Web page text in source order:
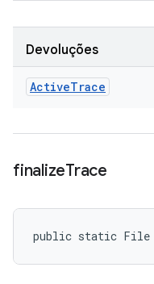
Devoluções
ActiveTrace
finalizeTrace
public static File